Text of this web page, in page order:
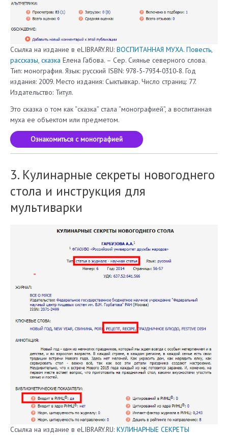
Ссылка на издание в eLIBRARY.RU: ВОСПИТАННАЯ МУХА. Повесть,
рассказы, сказка Елена Габова. – Сер. Сиянье северного слова.
Тип: монография. Язык: русский ISBN: 978-5-7934-0310-8. Год
издания: 2009. Место издания: Сыктывкар. Число страниц: 77.
Издательство: Титул.
Это сказка о том как “сказка” стала “монографией”, а воспитанная
муха ее объектом или предметом.
Ознакомиться с монографией
3. Кулинарные секреты новогоднего
стола и инструкция для
мультиварки
Ссылка на издание в eLIBRARY.RU: КУЛИНАРНЫЕ СЕКРЕТЫ